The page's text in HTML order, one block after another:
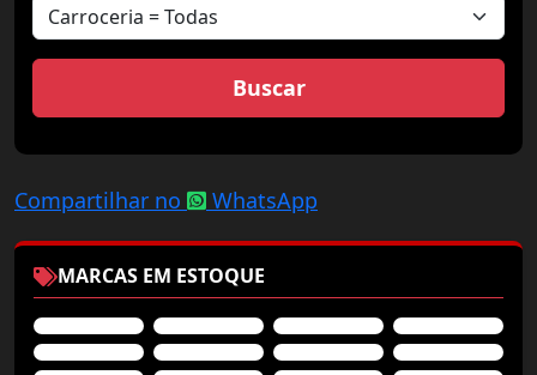
Compartilhar no WhatsApp
MARCAS EM ESTOQUE